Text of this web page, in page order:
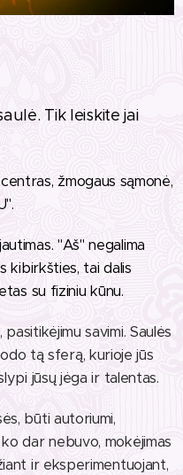
Tik leiskite jai
žmogaus sąmonė,
"Aš" negalima
kibirkšties, tai dalis
su fiziniu kūnu.
savimi. Saulės
tą sferą, kurioje jūs
jūsų jėga ir talentas.
būti autoriumi,
dar nebuvo, mokėjimas
ir eksperimentuojant,